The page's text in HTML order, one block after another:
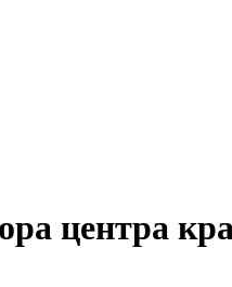
центра